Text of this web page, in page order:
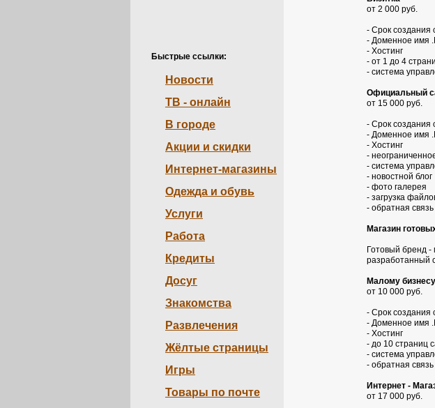
Быстрые ссылки:
Новости
ТВ - онлайн
В городе
Акции и скидки
Интернет-магазины
Одежда и обувь
Услуги
Работа
Кредиты
Досуг
Знакомства
Развлечения
Жёлтые страницы
Игры
Товары по почте
от 2 000 руб.
- Срок создания
- Доменное имя
- Хостинг
- от 1 до 4
- система
Официальный
от 15 000 руб.
- Срок создания
- Доменное имя
- Хостинг
-
- система
- новостной блог
- фото галерея
- загрузка
- обратная связь
Магазин
Готовый бренд -
разработанный
Малому бизнесу
от 10 000 руб.
- Срок создания
- Доменное имя
- Хостинг
- до 10 страниц
- система
- обратная связь
Интернет -
от 17 000 руб.